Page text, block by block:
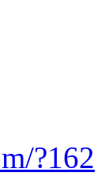
?162